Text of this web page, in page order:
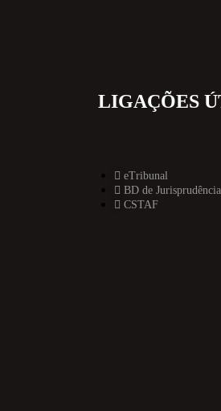
LIGAÇÕES
eTribunal
BD de Jurisprudência
CSTAF